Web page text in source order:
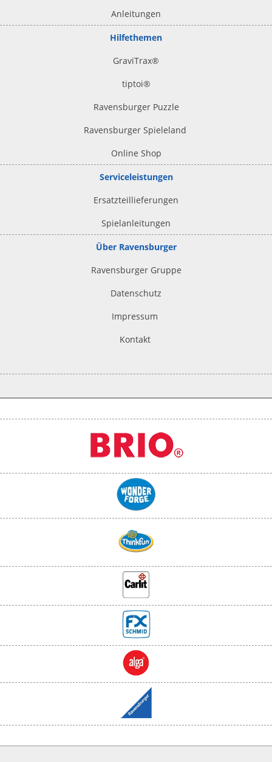
Anleitungen
Hilfethemen
GraviTrax®
tiptoi®
Ravensburger Puzzle
Ravensburger Spieleland
Online Shop
Serviceleistungen
Ersatzteillieferungen
Spielanleitungen
Über Ravensburger
Ravensburger Gruppe
Datenschutz
Impressum
Kontakt